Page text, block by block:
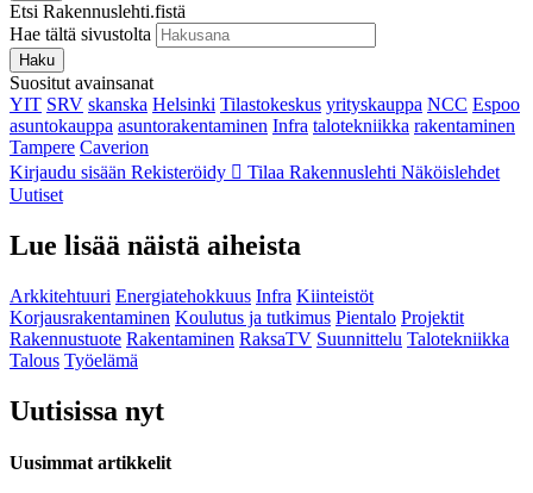
Etsi Rakennuslehti.fistä
Hae tältä sivustolta
Haku
Suositut avainsanat
YIT SRV skanska Helsinki Tilastokeskus yrityskauppa NCC Espoo
asuntokauppa asuntorakentaminen Infra talotekniikka rakentaminen
Tampere Caverion
Kirjaudu sisään Rekisteröidy Tilaa Rakennuslehti Näköislehdet
Uutiset
Lue lisää näistä aiheista
Arkkitehtuuri Energiatehokkuus Infra Kiinteistöt
Korjausrakentaminen Koulutus ja tutkimus Pientalo Projektit
Rakennustuote Rakentaminen RaksaTV Suunnittelu Talotekniikka
Talous Työelämä
Uutisissa nyt
Uusimmat artikkelit